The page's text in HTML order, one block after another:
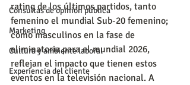
Consultas de opinión pública
Marketing
Cultura y ambiente laboral
Experiencia del cliente
rating de los últimos partidos, tanto
femenino el mundial Sub-20 femenino;
como masculinos en la fase de
eliminatoria para el mundial 2026,
reflejan el impacto que tienen estos
eventos en la televisión nacional. A